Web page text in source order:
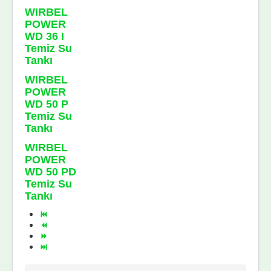
WIRBEL
POWER
WD 36 I
Temiz Su
Tankı
WIRBEL
POWER
WD 50 P
Temiz Su
Tankı
WIRBEL
POWER
WD 50 PD
Temiz Su
Tankı